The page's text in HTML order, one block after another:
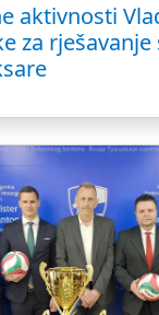
aktivnosti
za rješavanje